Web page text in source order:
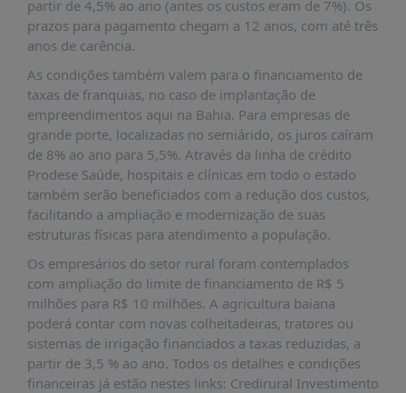
DADOS
FRENTE
PARLAMENTAR
SOBRE
A
FRENTE
MATERIAIS
INFORMAÇÕES
CURSOS
E
EVENTOS
INSCRIÇÕES
MATERIAIS
DISPONÍVEIS
partir de 4,5% ao ano (antes os custos eram de 7%). Os
prazos para pagamento chegam a 12 anos, com até três
anos de carência.
As condições também valem para o financiamento de
taxas de franquias, no caso de implantação de
empreendimentos aqui na Bahia. Para empresas de
grande porte, localizadas no semiárido, os juros caíram
de 8% ao ano para 5,5%. Através da linha de crédito
Prodese Saúde, hospitais e clínicas em todo o estado
também serão beneficiados com a redução dos custos,
facilitando a ampliação e modernização de suas
estruturas físicas para atendimento a população.
Os empresários do setor rural foram contemplados
com ampliação do limite de financiamento de R$ 5
milhões para R$ 10 milhões. A agricultura baiana
poderá contar com novas colheitadeiras, tratores ou
sistemas de irrigação financiados a taxas reduzidas, a
partir de 3,5 % ao ano. Todos os detalhes e condições
financeiras já estão nestes links: Credirural Investimento